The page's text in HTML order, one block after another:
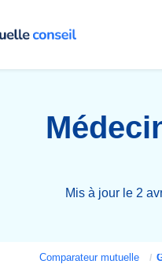
Mis à jour le 2
Comparateur mutuelle